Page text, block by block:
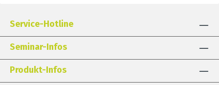
Service-Hotline
Seminar-Infos
Produkt-Infos